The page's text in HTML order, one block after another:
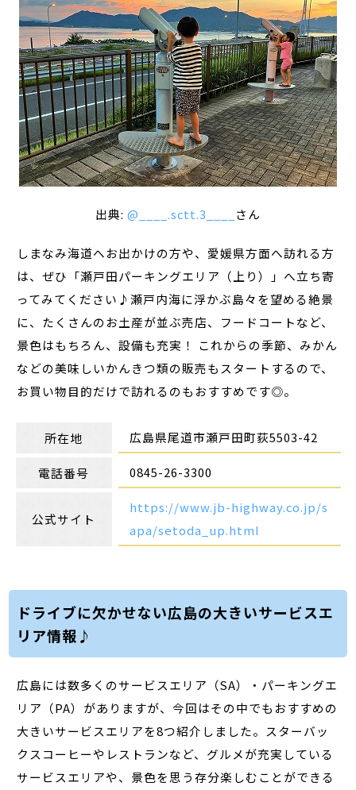
出典: @____.sctt.3____ さん
しまなみ海道へお出かけの方や、愛媛県方面へ訪れる方
は、ぜひ「瀬戸田パーキングエリア（上り）」へ立ち寄
ってみてください♪瀬戸内海に浮かぶ島々を望める絶景
に、たくさんのお土産が並ぶ売店、フードコートなど、
景色はもちろん、設備も充実！ これからの季節、みかん
などの美味しいかんきつ類の販売もスタートするので、
お買い物目的だけで訪れるのもおすすめです◎。
所在地 広島県尾道市瀬戸田町荻5503-42
電話番号 0845-26-3300
公式サイト
https://www.jb-highway.co.jp/s
apa/setoda_up.html
ドライブに欠かせない広島の大きいサービスエ
リア情報♪
広島には数多くのサービスエリア（SA）・パーキングエ
リア（PA）がありますが、今回はその中でもおすすめの
大きいサービスエリアを8つ紹介しました。スターバッ
クスコーヒーやレストランなど、グルメが充実している
サービスエリアや、景色を思う存分楽しむことができる